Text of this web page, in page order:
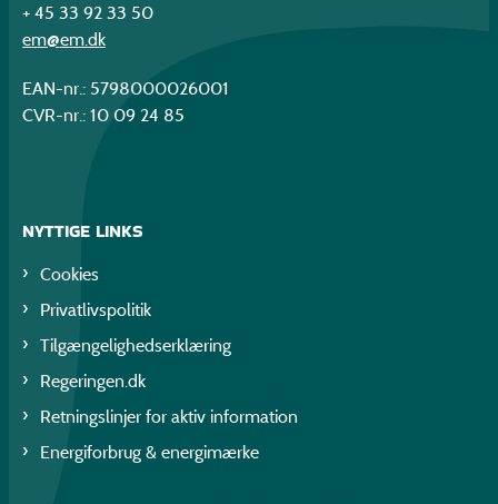
+ 45 33 92 33 50
em@em.dk
EAN-nr.: 5798000026001
CVR-nr.: 10 09 24 85
NYTTIGE LINKS
Cookies
Privatlivspolitik
Tilgængelighedserklæring
Regeringen.dk
Retningslinjer for aktiv information
Energiforbrug & energimærke